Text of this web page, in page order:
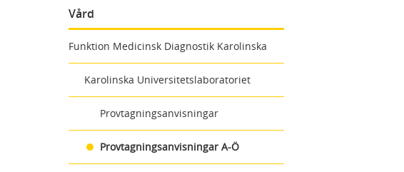
Vård
Funktion Medicinsk Diagnostik Karolinska
Karolinska Universitetslaboratoriet
Provtagningsanvisningar
Provtagningsanvisningar A-Ö